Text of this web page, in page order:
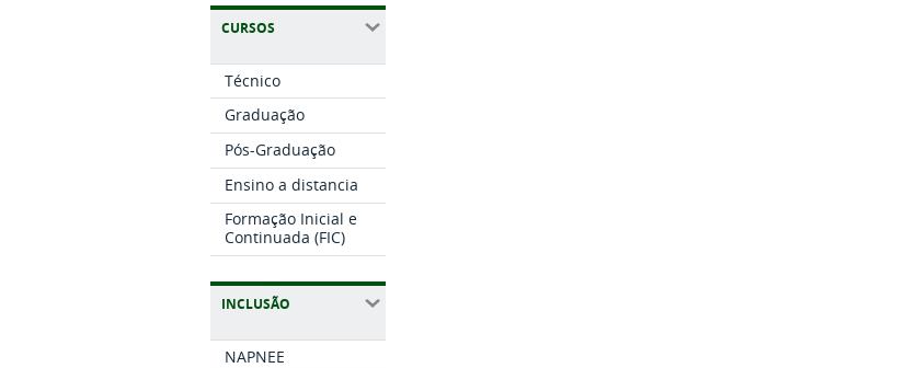
CURSOS
Técnico
Graduação
Pós-Graduação
Ensino a distancia
Formação Inicial e
Continuada (FIC)
INCLUSÃO
NAPNEE